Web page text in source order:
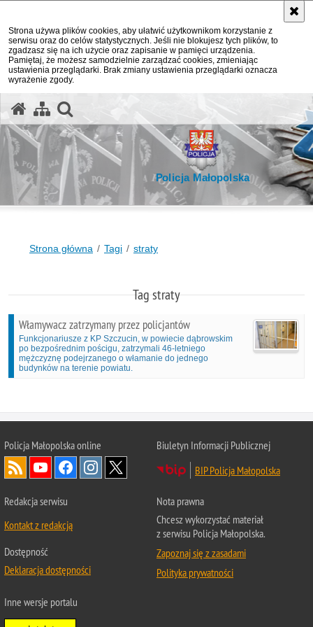
Strona używa plików cookies, aby ułatwić użytkownikom korzystanie z
serwisu oraz do celów statystycznych. Jeśli nie blokujesz tych plików, to
zgadzasz się na ich użycie oraz zapisanie w pamięci urządzenia.
Pamiętaj, że możesz samodzielnie zarządzać cookies, zmieniając
ustawienia przeglądarki. Brak zmiany ustawienia przeglądarki oznacza
wyrażenie zgody.
Policja Małopolska
Strona główna Tagi straty
Tag straty
Włamywacz zatrzymany przez policjantów
Funkcjonariusze z KP Szczucin, w powiecie dąbrowskim
po bezpośrednim pościgu, zatrzymali 46-letniego
mężczyznę podejrzanego o włamanie do jednego
budynków na terenie powiatu.
Policja Małopolska online
Biuletyn Informacji Publicznej
BIP Policja Małopolska
Redakcja serwisu
Kontakt z redakcją
Dostępność
Deklaracja dostępności
Nota prawna
Chcesz wykorzystać materiał
z serwisu Policja Małopolska.
Zapoznaj się z zasadami
Polityka prywatności
Inne wersje portalu